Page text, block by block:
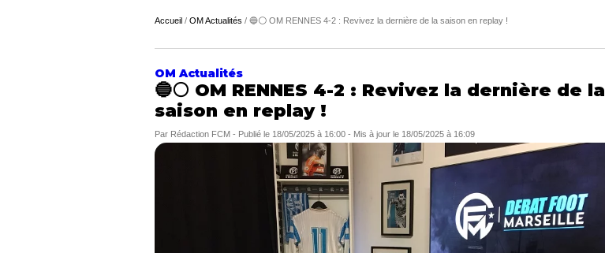
Accueil / OM Actualités / 🔵⚪ OM RENNES 4-2 : Revivez la dernière de la saison en replay !
OM Actualités
🔵⚪ OM RENNES 4-2 : Revivez la dernière de la
saison en replay !
Par Rédaction FCM - Publié le 18/05/2025 à 16:00 - Mis à jour le 18/05/2025 à 16:09